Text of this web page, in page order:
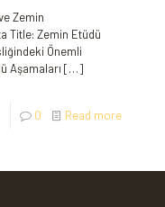
Zemin
Title: Zemin Etüdü
Önemli
Aşamaları […]
0 Read more